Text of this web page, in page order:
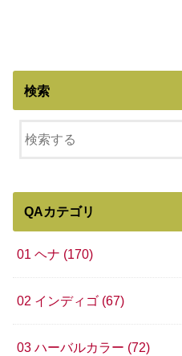
検索
QAカテゴリ
01 ヘナ (170)
02 インディゴ (67)
03 ハーバルカラー (72)